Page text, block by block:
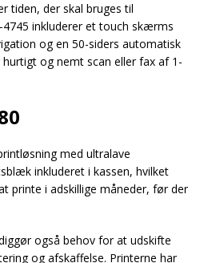
tiden, der skal bruges til
4745 inkluderer et touch skærms
og en 50-siders automatisk
og nemt scan eller fax af 1-
med ultralave
inkluderet i kassen, hvilket
printe i adskillige måneder, før der
også behov for at udskifte
og afskaffelse. Printerne har